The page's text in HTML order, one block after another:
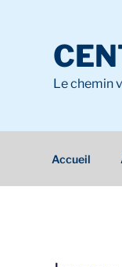
Le chemin
Accueil